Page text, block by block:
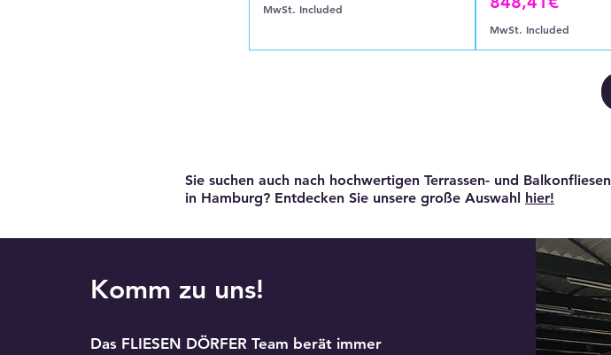
MwSt. Included
MwSt. Included
Sie suchen auch nach hochwertigen Terrassen- und Balkonfliesen
in Hamburg? Entdecken Sie unsere große Auswahl hier!
Komm zu uns!
Das FLIESEN DÖRFER Team berät immer